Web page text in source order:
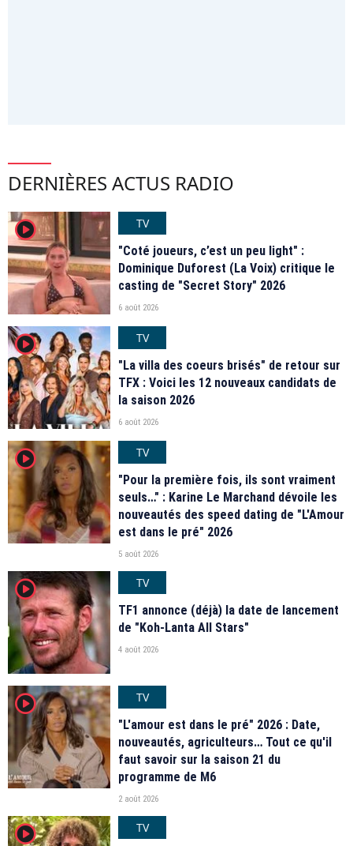
DERNIÈRES ACTUS RADIO
player2
TV
"Coté joueurs, c’est un peu light" :
Dominique Duforest (La Voix) critique le
casting de "Secret Story" 2026
6 août 2026
player2
TV
"La villa des coeurs brisés" de retour sur
TFX : Voici les 12 nouveaux candidats de
la saison 2026
6 août 2026
player2
TV
"Pour la première fois, ils sont vraiment
seuls…" : Karine Le Marchand dévoile les
nouveautés des speed dating de "L'Amour
est dans le pré" 2026
5 août 2026
player2
TV
TF1 annonce (déjà) la date de lancement
de "Koh-Lanta All Stars"
4 août 2026
player2
TV
"L'amour est dans le pré" 2026 : Date,
nouveautés, agriculteurs… Tout ce qu'il
faut savoir sur la saison 21 du
programme de M6
2 août 2026
player2
TV